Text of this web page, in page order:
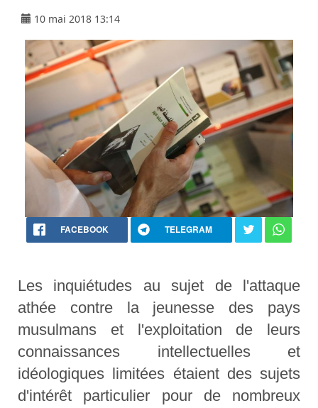
10 mai 2018 13:14
FACEBOOK TELEGRAM
Les inquiétudes au sujet de l'attaque
athée contre la jeunesse des pays
musulmans et l'exploitation de leurs
connaissances intellectuelles et
idéologiques limitées étaient des sujets
d'intérêt particulier pour de nombreux